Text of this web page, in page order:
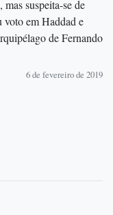
suspeita-se de
voto em Haddad e
de Fernando
6 de fevereiro de 2019